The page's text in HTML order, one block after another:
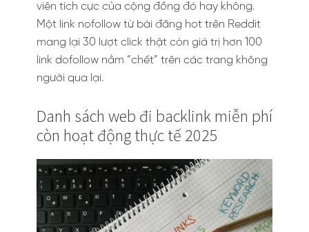
viên tích cực của cộng đồng đó hay không.
Một link nofollow từ bài đăng hot trên Reddit
mang lại 30 lượt click thật còn giá trị hơn 100
link dofollow nằm “chết” trên các trang không
người qua lại.
Danh sách web đi backlink miễn phí
còn hoạt động thực tế 2025